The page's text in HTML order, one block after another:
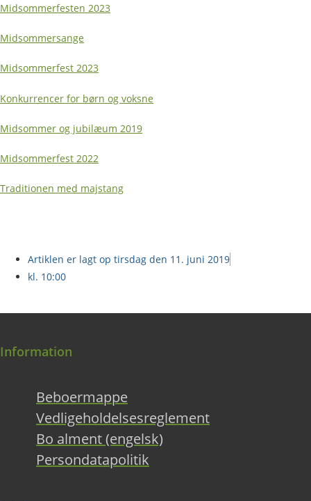
Midsommerfesten 2023
Midsommersange
Midsommerfest 2023
Konkurrencer for børn og voksne
Midsommer og jubilæum 2019
Midsommerfest 2022
Traditionen med majstang
Artiklen er lagt op tirsdag den 11. juni 2019
kl. 10:00
Information
Beboermappe
Vedligeholdelsesreglement
Bo alment (engelsk)
Persondatapolitik